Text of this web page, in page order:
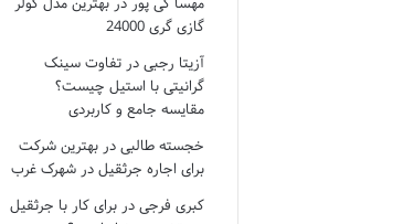
گازی گری 24000
آزیتا رجبی درتفاوت سینک
گرانیتی با استیل چیست؟
مقایسه جامع و کاربردی
خجسته طالبی دربهترین شرکت
برای اجاره جرثقیل در شهرک غرب
کبری فرجی دربرای کار با جرثقیل